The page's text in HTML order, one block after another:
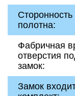
Сторонность
полотна:
Фабричная
отверстия
замок:
Замок